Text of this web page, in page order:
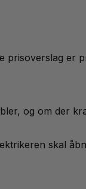
prisoverslag er
og om der
skal